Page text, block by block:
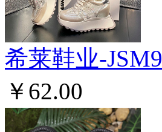
希莱鞋业-JSM9
￥62.00